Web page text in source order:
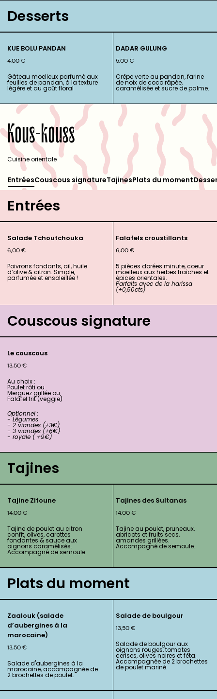
Desserts
KUE BOLU PANDAN
4,00€
Gâteau moelleux parfumé aux
feuilles de pandan, à la texture
légère et au goût floral
DADAR GULUNG
5,00€
Crêpe verte au pandan, farine
de noix de coco râpée,
caramélisée et sucre de palme.
Kous-kouss
Cuisine orientale
EntréesCouscous signatureTajinesPlats du moment
Entrées
Salade Tchoutchouka
6,00€
Poivrons fondants, ail, huile
d’olive & citron. Simple,
parfumée et ensoleillée !
Falafels croustillants
6,00€
5 pièces dorées minute, coeur
moelleux aux herbes fraîches et
épices orientales.
Parfaits avec de la harissa
(+0,50cts)
Couscous signature
Le couscous
13,50€
Au choix :
Poulet rôti ou
Merguez grillée ou
Falafel frit (veggie)
Optionnel :
- Légumes
- 2 viandes (+3€)
- 3 viandes (+6€)
- royale ( +9€)
Tajines
Tajine Zitoune
14,00€
Tajine de poulet au citron
confit, olives, carottes
fondantes & sauce aux
oignons caramélisés.
Accompagné de semoule.
Tajines des Sultanas
14,00€
Tajine au poulet, pruneaux,
abricots et fruits secs,
amandes grillées.
Accompagné de semoule.
Plats du moment
Zaalouk (salade
d’aubergines à la
marocaine)
13,50€
Salade d'aubergines à la
marocaine, accompagnée de
2 brochettes de poulet.
Salade de boulgour
13,50€
Salade de boulgour aux
oignons rouges, tomates
cerises, olives noires et fêta.
Accompagnée de 2 brochettes
de poulet mariné.